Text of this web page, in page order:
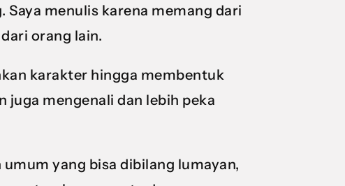
menulis karena memang dari
orang lain.
karakter hingga membentuk
juga mengenali dan lebih peka
yang bisa dibilang lumayan,